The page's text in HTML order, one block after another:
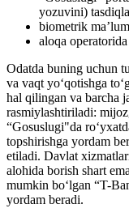
yozuvini)
biometrik
aloqa
Odatda buning uchun
va vaqt yo‘qotishga
hal qilingan va barcha
rasmiylashtiriladi:
“Gosuslugi"da
topshirishga yordam
etiladi. Davlat
alohida borish shart
mumkin bo‘lgan “T-
yordam beradi.